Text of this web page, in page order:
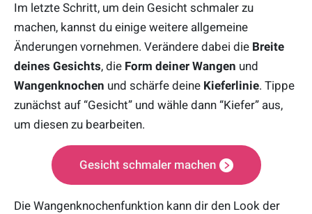
Im letzte Schritt, um dein Gesicht schmaler zu
machen, kannst du einige weitere allgemeine
Änderungen vornehmen. Verändere dabei die Breite
deines Gesichts, die Form deiner Wangen und
Wangenknochen und schärfe deine Kieferlinie. Tippe
zunächst auf “Gesicht” und wähle dann “Kiefer” aus,
um diesen zu bearbeiten.
Gesicht schmaler machen
Die Wangenknochenfunktion kann dir den Look der